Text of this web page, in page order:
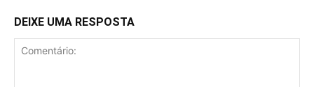
DEIXE UMA RESPOSTA